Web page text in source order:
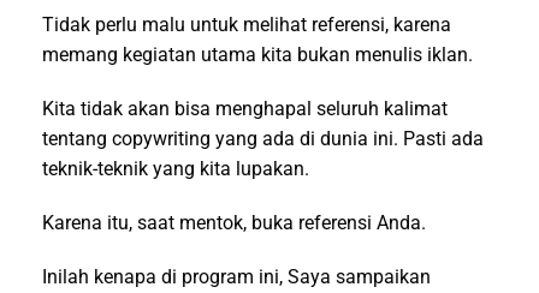
Tidak perlu malu untuk melihat referensi, karena
memang kegiatan utama kita bukan menulis iklan.
Kita tidak akan bisa menghapal seluruh kalimat
tentang copywriting yang ada di dunia ini. Pasti ada
teknik-teknik yang kita lupakan.
Karena itu, saat mentok, buka referensi Anda.
Inilah kenapa di program ini, Saya sampaikan